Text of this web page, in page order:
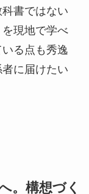
書ではない
現地で学べ
る点も秀逸
に届けたい
。構想づく